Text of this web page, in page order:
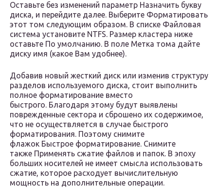
Оставьте без изменений параметр Назначить букву
диска, и перейдите далее. Выберите Форматировать
этот том следующим образом. В списке Файловая
система установите NTFS. Размер кластера ниже
оставьте По умолчанию. В поле Метка тома дайте
диску имя (какое Вам удобнее).
Добавив новый жесткий диск или изменив структуру
разделов используемого диска, стоит выполнить
полное форматирование вместо
быстрого. Благодаря этому будут выявлены
поврежденные сектора и сброшено их содержимое,
что не осуществляется в случае быстрого
форматирования. Поэтому снимите
флажок Быстрое форматирование. Снимите
также Применять сжатие файлов и папок. В эпоху
больших носителей не имеет смысла использовать
сжатие, которое расходует вычислительную
мощность на дополнительные операции.